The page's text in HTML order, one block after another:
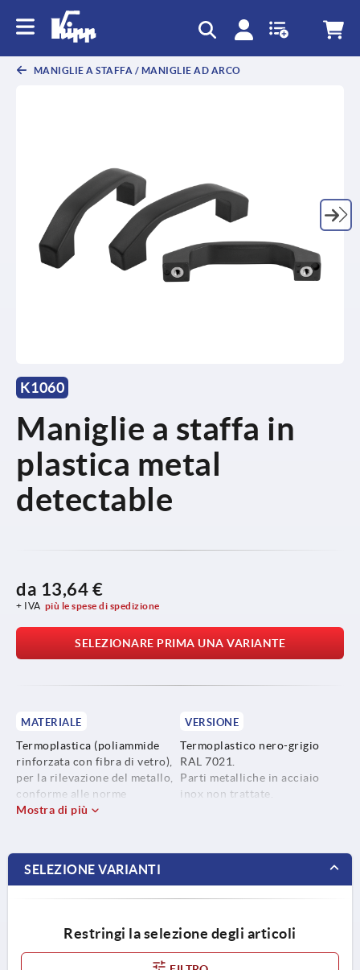
MANIGLIE A STAFFA / MANIGLIE AD ARCO
K1060
Maniglie a staffa in
plastica metal
detectable
da 13,64 €
+ IVA più le spese di spedizione
SELEZIONARE PRIMA UNA VARIANTE
MATERIALE
Termoplastica (poliammide
rinforzata con fibra di vetro),
per la rilevazione del metallo,
conforme alle norme
EU10/2011 e FDA.
VERSIONE
Termoplastico nero-grigio
RAL 7021.
Parti metalliche in acciaio
inox non trattate.
Mostra di più
SELEZIONE VARIANTI
Restringi la selezione degli articoli